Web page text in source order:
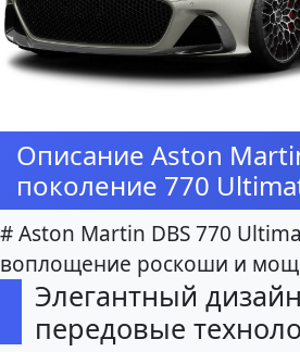
Описание Aston
поколение 770
# Aston Martin DBS 770
воплощение роскоши и
Элегантный
передовые